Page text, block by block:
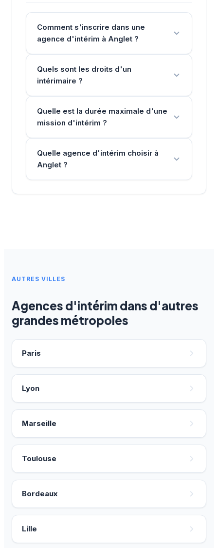
Comment s'inscrire dans une
agence d'intérim à Anglet ?
Quels sont les droits d'un
intérimaire ?
Quelle est la durée maximale d'une
mission d'intérim ?
Quelle agence d'intérim choisir à
Anglet ?
AUTRES VILLES
Agences d'intérim dans d'autres
grandes métropoles
Paris
Lyon
Marseille
Toulouse
Bordeaux
Lille